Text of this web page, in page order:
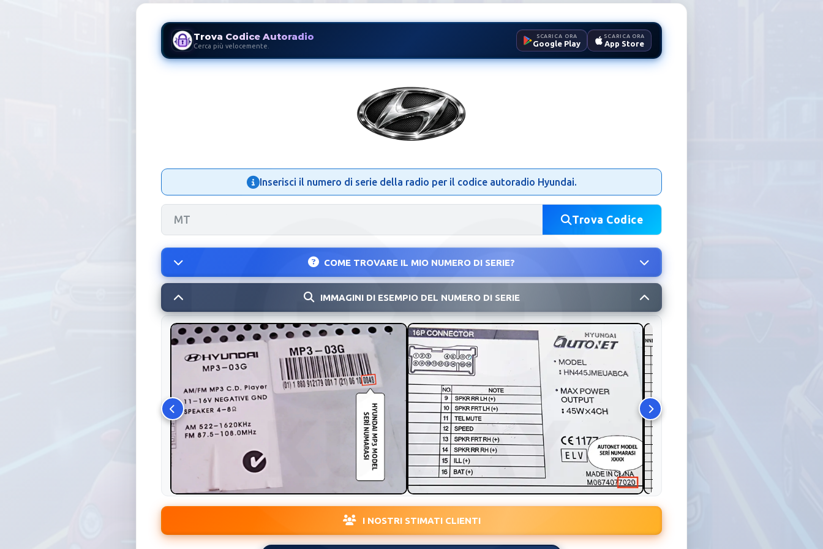
Trova Codice Autoradio
Cerca più velocemente.
SCARICA ORA
Google Play
SCARICA ORA
App Store
Codice Autoradio Hyundai | Sblocco Radio
Inserisci il numero di serie della radio per il codice autoradio Hyundai.
Trova Codice
COME TROVARE IL MIO NUMERO DI SERIE?
IMMAGINI DI ESEMPIO DEL NUMERO DI SERIE
I NOSTRI STIMATI CLIENTI